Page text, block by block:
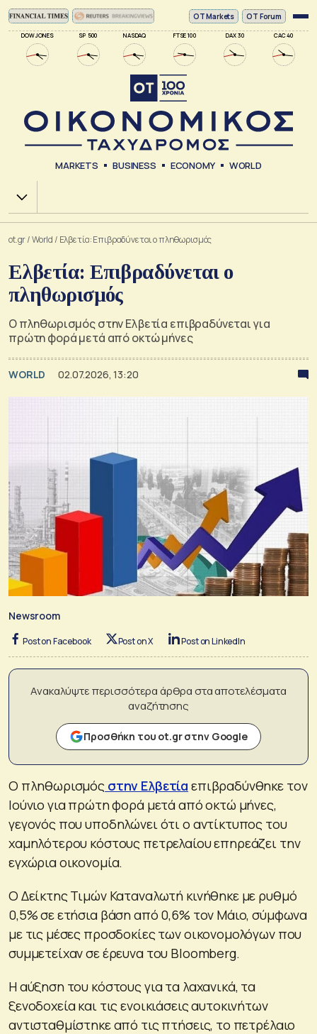
DOW JONES SP 500 NASDAQ FTSE 100 DAX 30 CAC 40
ΟΤ Markets OT Forum
MARKETS BUSINESS ECONOMY WORLD
Χ.Α.
ot.gr/World / Ελβετία: Επιβραδύνεται ο πληθωρισμός
Ελβετία: Επιβραδύνεται ο
πληθωρισμός
Ο πληθωρισμός στην Ελβετία επιβραδύνεται για
πρώτη φορά μετά από οκτώ μήνες
WORLD 02.07.2026, 13:20
Newsroom
Post on Facebook Post on X Post on LinkedIn
Ανακαλύψτε περισσότερα άρθρα στα αποτελέσματα
αναζήτησης
Προσθήκη του ot.gr στην Google
Ο πληθωρισμός στην Ελβετία επιβραδύνθηκε τον
Ιούνιο για πρώτη φορά μετά από οκτώ μήνες,
γεγονός που υποδηλώνει ότι ο αντίκτυπος του
χαμηλότερου κόστους πετρελαίου επηρεάζει την
εγχώρια οικονομία.
Ο Δείκτης Τιμών Καταναλωτή κινήθηκε με ρυθμό
0,5% σε ετήσια βάση από 0,6% τον Μάιο, σύμφωνα
με τις μέσες προσδοκίες των οικονομολόγων που
συμμετείχαν σε έρευνα του Bloomberg.
Η αύξηση του κόστους για τα λαχανικά, τα
ξενοδοχεία και τις ενοικιάσεις αυτοκινήτων
αντισταθμίστηκε από τις πτήσεις, το πετρέλαιο